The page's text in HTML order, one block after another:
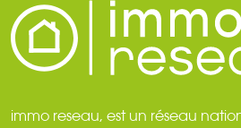
immo reseau, est un réseau